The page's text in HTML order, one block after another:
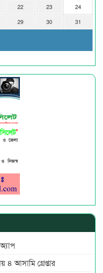
22 23
24
29 30 31
৪ আসামি গ্রেপ্তার